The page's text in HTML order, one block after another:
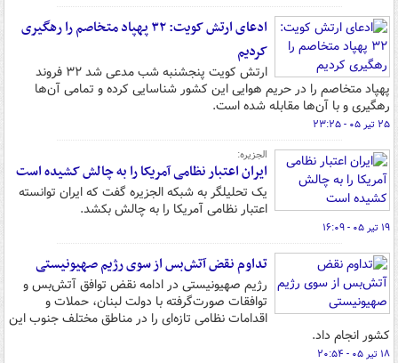
ادعای ارتش کویت: ۳۲ پهپاد متخاصم را رهگیری
کردیم
ارتش کویت پنجشنبه شب مدعی شد ۳۲ فروند
پهپاد متخاصم را در حریم هوایی این کشور شناسایی کرده و تمامی آن‌ها
رهگیری و با آن‌ها مقابله شده است.
۲۵ تیر ۰۵ - ۲۳:۲۵
الجزیره:
ایران اعتبار نظامی آمریکا را به چالش کشیده است
یک تحلیلگر به شبکه الجزیره گفت که ایران توانسته
اعتبار نظامی آمریکا را به چالش بکشد.
۱۹ تیر ۰۵ - ۱۶:۰۹
تداوم نقض آتش‌بس از سوی رژیم صهیونیستی
رژیم صهیونیستی در ادامه نقض توافق آتش‌بس و
توافقات صورت‌گرفته با دولت لبنان، حملات و
اقدامات نظامی تازه‌ای را در مناطق مختلف جنوب این
کشور انجام داد.
۱۸ تیر ۰۵ - ۲۰:۵۴